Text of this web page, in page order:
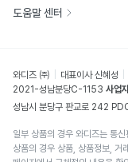
도움말 센터
와디즈 ㈜ 대표이사 신혜성
2021-성남분당C-1153 사업
성남시 분당구 판교로 242
일부 상품의 경우 와디즈는 통
상품의 경우 상품, 상품정보, 거